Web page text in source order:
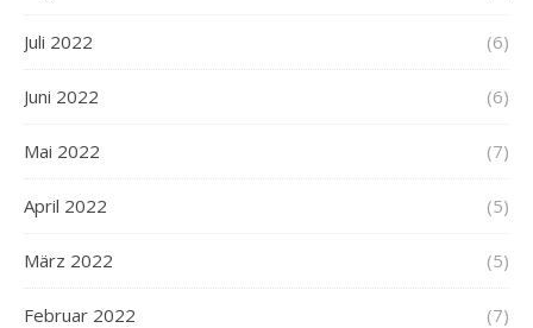
Juli 2022 (6)
Juni 2022 (6)
Mai 2022 (7)
April 2022 (5)
März 2022 (5)
Februar 2022 (7)